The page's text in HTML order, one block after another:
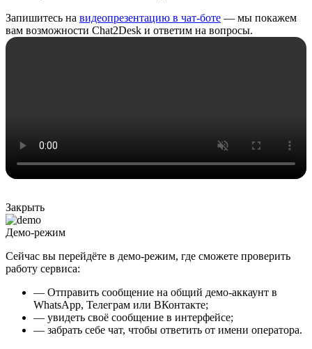
Запишитесь на видеопрезентацию в чат-боте — мы покажем
вам возможности Chat2Desk и ответим на вопросы.
Закрыть
Демо-режим
Сейчас вы перейдёте в демо-режим, где сможете проверить
работу сервиса:
— Отправить сообщение на общий демо-аккаунт в
WhatsApp, Телеграм или ВКонтакте;
— увидеть своё сообщение в интерфейсе;
— забрать себе чат, чтобы ответить от имени оператора.